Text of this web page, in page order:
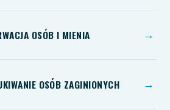
OSÓB I MIENIA →
OSÓB ZAGINIONYCH →